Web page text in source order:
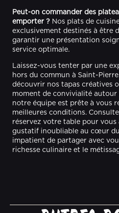
Peut-on commander des
emporter ? Nos plats de
exclusivement destinés à être
garantir une présentation
service optimale.
Laissez-vous tenter par une
hors du commun à Saint-
découvrir nos tapas créatives
moment de convivialité autour
notre équipe est prête à vous
meilleures conditions.
réservez votre table pour vous
gustatif inoubliable au cœur du
impatient de partager avec
richesse culinaire et le